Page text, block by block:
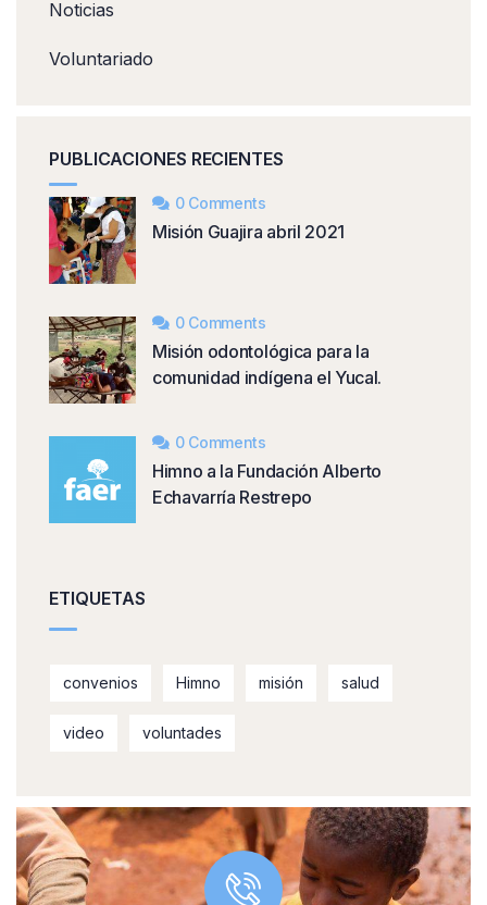
Noticias
Voluntariado
PUBLICACIONES RECIENTES
0 Comments
Misión Guajira abril 2021
0 Comments
Misión odontológica para la
comunidad indígena el Yucal.
0 Comments
Himno a la Fundación Alberto
Echavarría Restrepo
ETIQUETAS
convenios Himno misión salud
video voluntades